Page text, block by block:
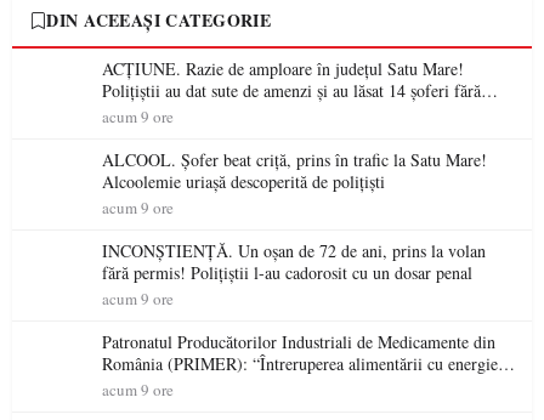
DIN ACEEAȘI CATEGORIE
ACȚIUNE. Razie de amploare în județul Satu Mare!
Polițiștii au dat sute de amenzi și au lăsat 14 șoferi fără
permis într-o singură zi
acum 9 ore
ALCOOL. Șofer beat criță, prins în trafic la Satu Mare!
Alcoolemie uriașă descoperită de polițiști
acum 9 ore
INCONȘTIENȚĂ. Un oșan de 72 de ani, prins la volan
fără permis! Polițiștii l-au cadorosit cu un dosar penal
acum 9 ore
Patronatul Producătorilor Industriali de Medicamente din
România (PRIMER): “Întreruperea alimentării cu energie
electrică a fabricilor de medicamente va pune în pericol
acum 9 ore